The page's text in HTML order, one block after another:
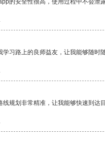
的安全性很高，使用过程中不会泄
学习路上的良师益友，让我能够随时
线规划非常精准，让我能够快速到达目